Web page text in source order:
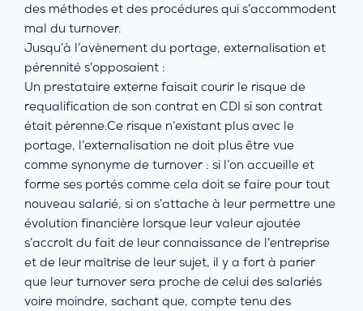
des méthodes et des procédures qui s’accommodent
mal du turnover.
Jusqu’à l’avènement du portage, externalisation et
pérennité s’opposaient :
Un prestataire externe faisait courir le risque de
requalification de son contrat en CDI si son contrat
était pérenne.Ce risque n’existant plus avec le
portage, l’externalisation ne doit plus être vue
comme synonyme de turnover : si l’on accueille et
forme ses portés comme cela doit se faire pour tout
nouveau salarié, si on s’attache à leur permettre une
évolution financière lorsque leur valeur ajoutée
s’accroît du fait de leur connaissance de l’entreprise
et de leur maîtrise de leur sujet, il y a fort à parier
que leur turnover sera proche de celui des salariés
voire moindre, sachant que, compte tenu des